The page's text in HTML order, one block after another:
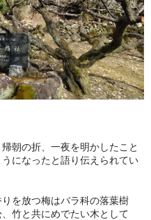
朝の折、一夜を明かしたこと
になったと語り伝えられてい
を放つ梅はバラ科の落葉樹
竹と共にめでたい木として